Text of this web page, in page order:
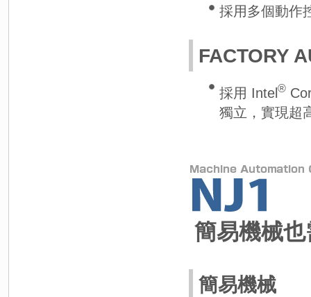
採用多個動作
FACTORY
採用 Intel®
獨立，實現超
簡易機械
簡易機械